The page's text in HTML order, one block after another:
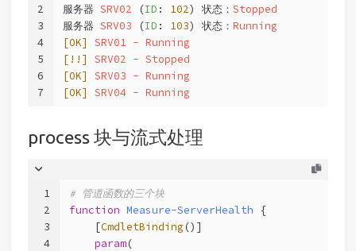
2
3
4
5
6
7
服务器 SRV02 (ID : 102) 状态： Stopped
服务器 SRV03 (ID : 103) 状态： Running
[OK]
SRV01 - Running
[!!]
SRV02 - Stopped
[OK]
SRV03 - Running
[OK]
SRV04 - Running
process 块与流式处理
1
2
3
4
# 管道函数的三个块
function Measure-ServerHealth {
[CmdletBinding ()]
param(